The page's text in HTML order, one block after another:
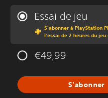
Essai de jeu
S'abonner à PlayStation
l'essai de 2 heures du jeu
€49,99
S'abonner